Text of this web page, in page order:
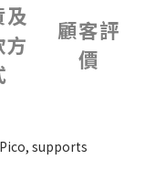
及
方
顧客評
價
supports